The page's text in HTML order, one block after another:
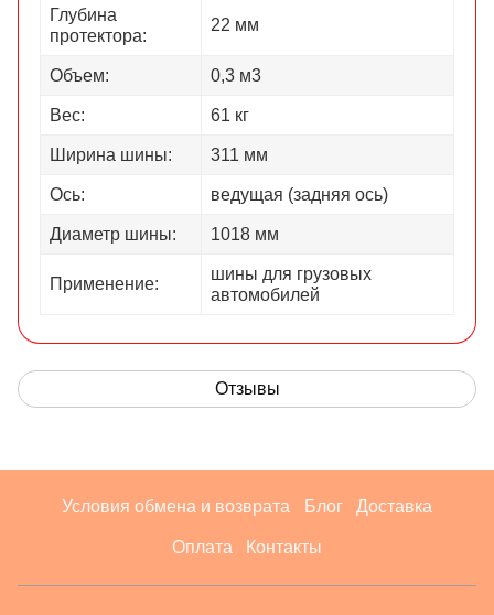
Глубина
протектора:
22 мм
Объем: 0,3 м3
Вес: 61 кг
Ширина шины: 311 мм
Ось: ведущая (задняя ось)
Диаметр шины: 1018 мм
Применение:
шины для грузовых
автомобилей
Отзывы
Условия обмена и возврата Блог Доставка
Оплата Контакты